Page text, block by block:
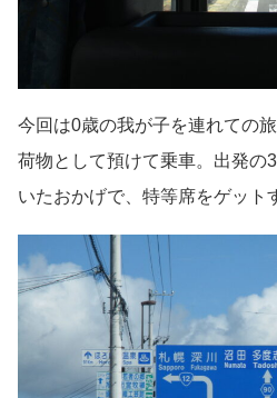
今回は0歳の我が子を連れての
荷物として預けて乗車。出発の
いたおかげで、特等席をゲット